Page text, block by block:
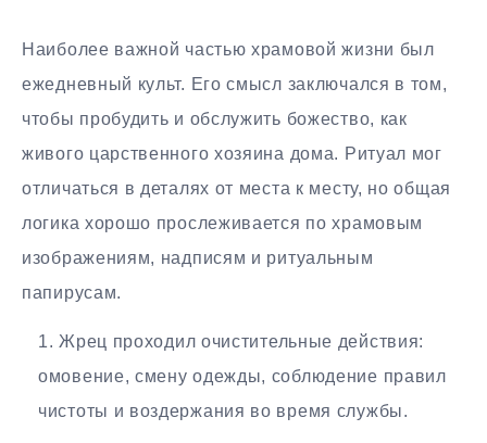
Наиболее важной частью храмовой жизни был
ежедневный культ. Его смысл заключался в том,
чтобы пробудить и обслужить божество, как
живого царственного хозяина дома. Ритуал мог
отличаться в деталях от места к месту, но общая
логика хорошо прослеживается по храмовым
изображениям, надписям и ритуальным
папирусам.
Жрец проходил очистительные действия:
омовение, смену одежды, соблюдение правил
чистоты и воздержания во время службы.